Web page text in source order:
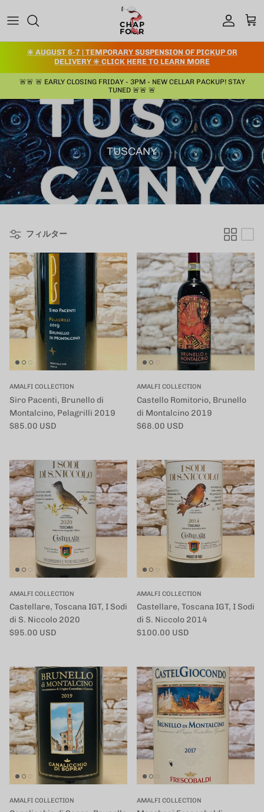
アカウントカ
✳️ AUGUST 6-7 | TEMPORARY SUSPENSION OF PICKUP OR
DELIVERY ✳️ CLICK HERE TO LEARN MORE
🚨🚨 🚨 EARLY CLOSING FRIDAY - 3PM - NEW CELLAR PACKUP! STAY
TUNED 🚨🚨 🚨
TUSCANY
フィルター
AMALFI COLLECTION
Siro Pacenti, Brunello di
Montalcino, Pelagrilli 2019
定価
$85.00 USD
AMALFI COLLECTION
Castello Romitorio, Brunello
di Montalcino 2019
定価
$68.00 USD
AMALFI COLLECTION
Castellare, Toscana IGT, I Sodi
di S. Niccolo 2020
定価
$95.00 USD
AMALFI COLLECTION
Castellare, Toscana IGT, I Sodi
di S. Niccolo 2014
定価
$100.00 USD
AMALFI COLLECTION AMALFI COLLECTION